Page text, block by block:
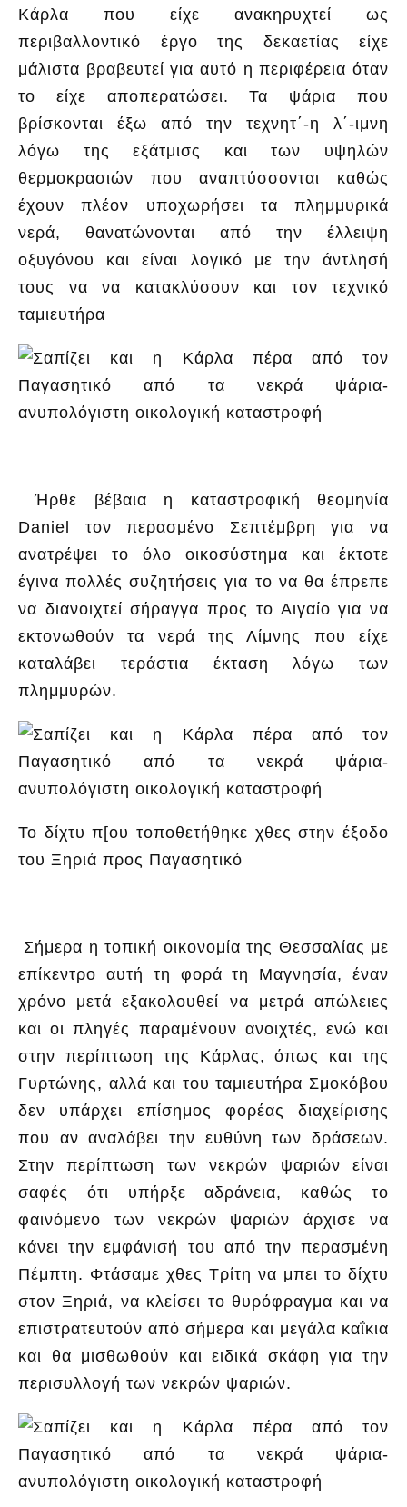
Κάρλα που είχε ανακηρυχτεί ως
περιβαλλοντικό έργο της δεκαετίας είχε
μάλιστα βραβευτεί για αυτό η περιφέρεια όταν
το είχε αποπερατώσει. Τα ψάρια που
βρίσκονται έξω από την τεχνητ΄-η λ΄-ιμνη
λόγω της εξάτμισς και των υψηλών
θερμοκρασιών που αναπτύσσονται καθώς
έχουν πλέον υποχωρήσει τα πλημμυρικά
νερά, θανατώνονται από την έλλειψη
οξυγόνου και είναι λογικό με την άντλησή
τους να να κατακλύσουν και τον τεχνικό
ταμιευτήρα
Ήρθε βέβαια η καταστροφική θεομηνία
Daniel τον περασμένο Σεπτέμβρη για να
ανατρέψει το όλο οικοσύστημα και έκτοτε
έγινα πολλές συζητήσεις για το να θα έπρεπε
να διανοιχτεί σήραγγα προς το Αιγαίο για να
εκτονωθούν τα νερά της Λίμνης που είχε
καταλάβει τεράστια έκταση λόγω των
πλημμυρών.
Το δίχτυ π[ου τοποθετήθηκε χθες στην έξοδο
του Ξηριά προς Παγασητικό
Σήμερα η τοπική οικονομία της Θεσσαλίας με
επίκεντρο αυτή τη φορά τη Μαγνησία, έναν
χρόνο μετά εξακολουθεί να μετρά απώλειες
και οι πληγές παραμένουν ανοιχτές, ενώ και
στην περίπτωση της Κάρλας, όπως και της
Γυρτώνης, αλλά και του ταμιευτήρα Σμοκόβου
δεν υπάρχει επίσημος φορέας διαχείρισης
που αν αναλάβει την ευθύνη των δράσεων.
Στην περίπτωση των νεκρών ψαριών είναι
σαφές ότι υπήρξε αδράνεια, καθώς το
φαινόμενο των νεκρών ψαριών άρχισε να
κάνει την εμφάνισή του από την περασμένη
Πέμπτη. Φτάσαμε χθες Τρίτη να μπει το δίχτυ
στον Ξηριά, να κλείσει το θυρόφραγμα και να
επιστρατευτούν από σήμερα και μεγάλα καΐκια
και θα μισθωθούν και ειδικά σκάφη για την
περισυλλογή των νεκρών ψαριών.